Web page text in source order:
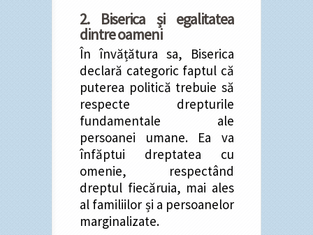
2. Biserica și egalitatea
dintre oameni
În învățătura sa, Biserica
declară categoric faptul că
puterea politică trebuie să
respecte drepturile
fundamentale ale
persoanei umane. Ea va
înfăptui dreptatea cu
omenie, respectând
dreptul fiecăruia, mai ales
al familiilor și a persoanelor
marginalizate.